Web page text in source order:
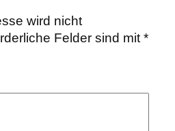
wird nicht
Felder sind mit *